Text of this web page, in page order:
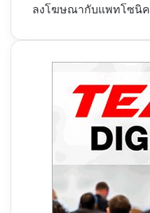
ลงโฆษณากับแพทโซนิค